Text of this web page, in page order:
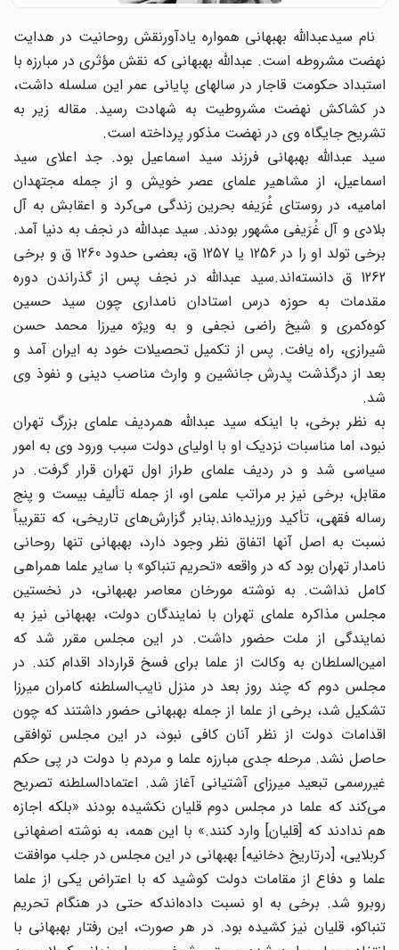
نام سیدعبدالله بهبهانی همواره یادآورنقش روحانیت در هدایت
نهضت مشروطه است. عبدالله بهبهانی که نقش مؤثری در مبارزه با
استبداد حکومت قاجار در سالهای پایانی عمر این سلسله داشت،
در کشاکش نهضت مشروطیت به شهادت رسید. مقاله زیر به
تشریح جایگاه وی در نهضت مذکور پرداخته است.
سید عبدالله بهبهانی فرزند سید اسماعیل بود. جد اعلای سید
اسماعیل، از مشاهیر علمای عصر خویش و از جمله مجتهدان
امامیه، در روستای غُرَیفه بحرین زند‌گی می‌کرد و اعقابش به آل
بلادی و آل غُرَیفی مشهور بودند. سید عبدالله در نجف به دنیا آمد.
برخی تولد او را در 1256 یا 1257 ق، بعضی حدود 1260 ق و برخی
1262 ق دانسته‌اند.سید عبدالله در نجف پس از گذراندن دوره
مقدمات به حوزه درس استادان نامداری چون سید حسین
کوه‌کمری و شیخ راضی نجفی و به ویژه میرزا محمد حسن
شیرازی، راه یافت. پس از تکمیل تحصیلات خود به ایران آمد و
بعد از درگذشت پدرش جانشین و وارث مناصب دینی و نفوذ وی
شد.
به نظر برخی، با اینکه سید عبدالله همردیف علمای بزرگ تهران
نبود، اما مناسبات نزدیک او با اولیای دولت سبب ورود وی به امور
سیاسی شد و در ردیف علمای طراز اول تهران قرار گرفت. در
مقابل، برخی نیز بر مراتب علمی او، از جمله تألیف بیست و پنج
رساله فقهی، تأکید ورزیده‌اند.بنابر گزارش‌های تاریخی، که تقریباً
نسبت به اصل آنها اتفاق نظر وجود دارد، بهبهانی تنها روحانی
نامدار تهران بود که در واقعه «تحریم تنباکو» با سایر علما همراهی
کامل نداشت. به نوشته مورخان معاصر بهبهانی، در نخستین
مجلس مذاکره علمای تهران با نمایندگان دولت، بهبهانی نیز به
نمایندگی از ملت حضور داشت. در این مجلس مقرر شد که
امین‌السلطان به وکالت از علما برای فسخ قرارداد اقدام کند. در
مجلس دوم که چند روز بعد در منزل نایب‌السلطنه کامران میرزا
تشکیل شد، برخی از علما از جمله بهبهانی حضور داشتند که چون
اقدامات دولت از نظر آنان کافی نبود، در این مجلس توافقی
حاصل نشد. مرحله جدی مبارزه علما و مردم با دولت در پی حکم
غیر‌رسمی تبعید میرزای آشتیانی آغاز شد. اعتماد‌السلطنه تصریح
می‌کند که علما در مجلس دوم قلیان نکشیده بودند «بلکه اجازه
هم ندادند که [قلیان] وارد کنند.» با این همه، به نوشته اصفهانی
کربلایی، [درتاریخ دخانیه] بهبهانی در این مجلس در جلب موافقت
علما و دفاع از مقامات دولت کوشید که با اعتراض یکی از علما
روبرو شد. برخی به او نسبت داده‌اندکه حتی در هنگام تحریم
تنباکو، قلیان نیز کشیده بود. در هر صورت، این رفتار بهبهانی با